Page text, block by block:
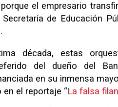
el empresario
de Educación
década, estas
del dueño del
en su inmensa
el reportaje “La falsa